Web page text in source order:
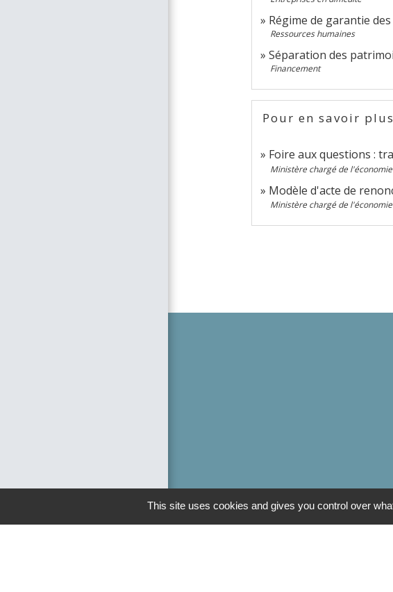
Régime de garantie des
Ressources humaines
Séparation des
Financement
Pour en savoir plus
Foire aux questions :
Ministère chargé de l'économie
Modèle d'acte de
Ministère chargé de l'économie
This site uses cookies and gives you control over